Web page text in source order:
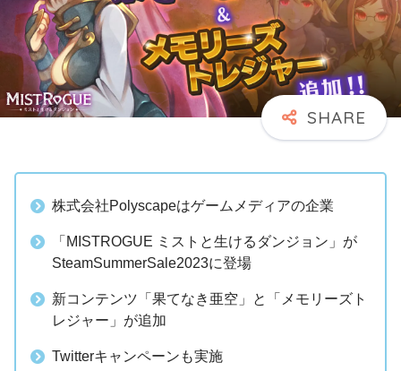
株式会社Polyscapeはゲームメディアの企業
「MISTROGUE ミストと生けるダンジョン」が
SteamSummerSale2023に登場
新コンテンツ「果てなき亜空」と「メモリーズト
レジャー」が追加
Twitterキャンペーンも実施